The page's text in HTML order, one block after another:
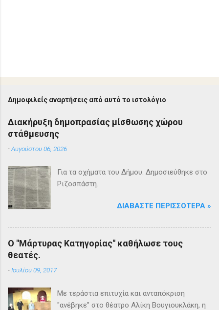
ο
ε
υ
η
χ
λ
ί
ο
Δημοφιλείς αναρτήσεις από αυτό το ιστολόγιο
Διακήρυξη δημοπρασίας μίσθωσης χώρου
στάθμευσης
-Αυγούστου 06, 2026
Για τα οχήματα του Δήμου. Δημοσιεύθηκε στο
Ριζοσπάστη.
ΔΙΑΒΆΣΤΕ ΠΕΡΙΣΣΌΤΕΡΑ »
Ο "Μάρτυρας Κατηγορίας" καθήλωσε τους
θεατές.
-Ιουλίου 09, 2017
Με τεράστια επιτυχία και ανταπόκριση
"ανέβηκε" στο θέατρο Αλίκη Βουγιουκλάκη, η